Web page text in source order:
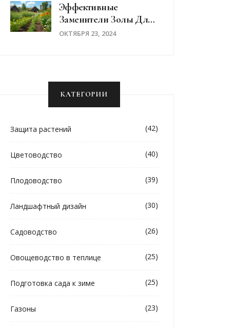
Эффективные
Заменители Золы Для
Удобрения Садовых
ОКТЯБРЯ 23, 2024
КАТЕГОРИИ
Защита растений (42)
Цветоводство (40)
Плодоводство (39)
Ландшафтный дизайн (30)
Садоводство (26)
Овощеводство в теплице (25)
Подготовка сада к зиме (25)
Газоны (23)